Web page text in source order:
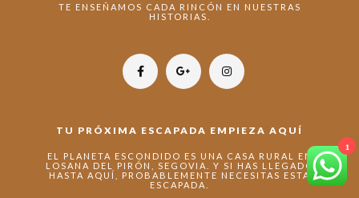
TE ENSEÑAMOS CADA RINCÓN EN NUESTRAS
HISTORIAS.
TU PRÓXIMA ESCAPADA EMPIEZA AQUÍ
EL PLANETA ESCONDIDO ES UNA CASA RURAL EN
LOSANA DEL PIRÓN, SEGOVIA. Y SI HAS LLEGADO
HASTA AQUÍ, PROBABLEMENTE NECESITAS ESTA
ESCAPADA.
1